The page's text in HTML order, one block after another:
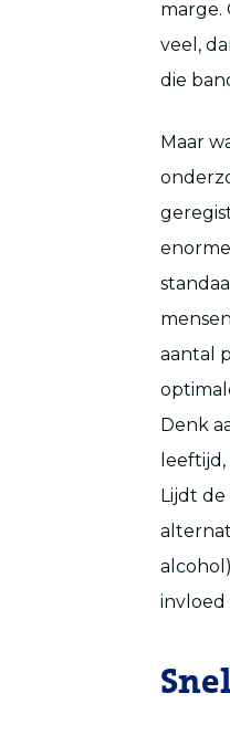
marge.
veel,
die
Maar
aantal
Denk
Lijdt
invloed